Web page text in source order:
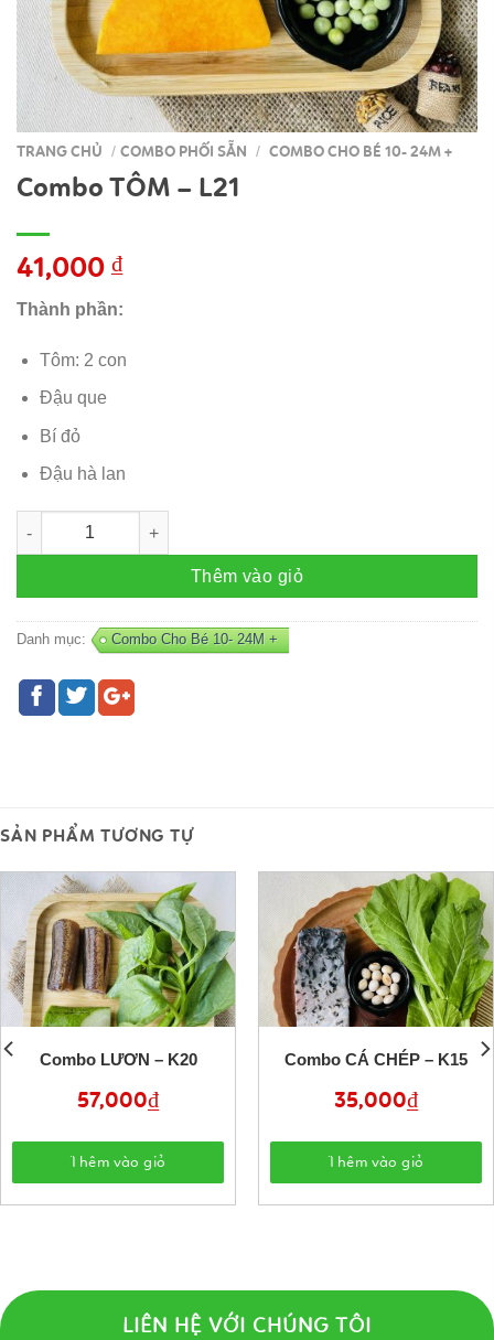
TRANG CHỦ / COMBO PHỐI SẴN / COMBO CHO BÉ 10- 24M +
Combo TÔM – L21
41,000 ₫
Thành phần:
Tôm: 2 con
Đậu que
Bí đỏ
Đậu hà lan
Combo TÔM - L21 số lượng
Thêm vào giỏ
Danh mục: Combo Cho Bé 10- 24M +
SẢN PHẨM TƯƠNG TỰ
Combo LƯƠN – K20
57,000₫
Thêm vào giỏ
Combo CÁ CHÉP – K15
35,000₫
Thêm vào giỏ
LIÊN HỆ VỚI CHÚNG TÔI